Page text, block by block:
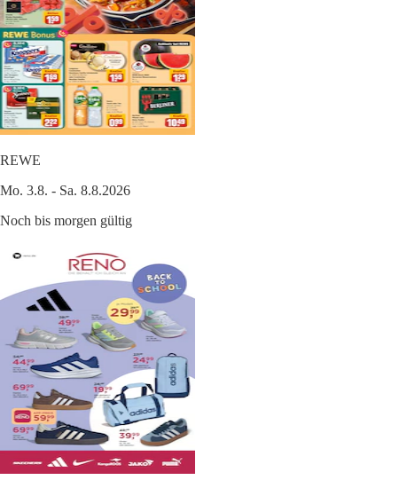
REWE
Mo. 3.8. - Sa. 8.8.2026
Noch bis morgen gültig